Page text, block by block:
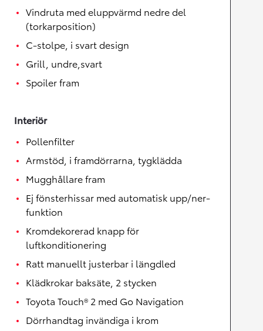
Vindruta med eluppvärmd nedre del
(torkarposition)
C-stolpe, i svart design
Grill, undre,svart
Spoiler fram
Interiör
Pollenfilter
Armstöd, i framdörrarna, tygklädda
Mugghållare fram
Ej fönsterhissar med automatisk upp/ner-
funktion
Kromdekorerad knapp för
luftkonditionering
Ratt manuellt justerbar i längdled
Klädkrokar baksäte, 2 stycken
Toyota Touch® 2 med Go Navigation
Dörrhandtag invändiga i krom